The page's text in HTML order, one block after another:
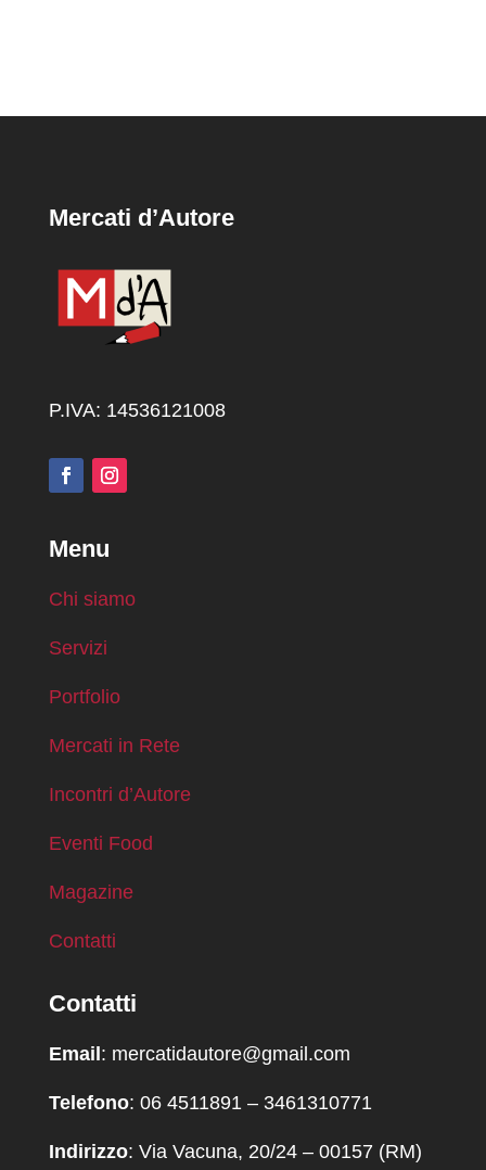
Mercati d’Autore
P.IVA: 14536121008
Menu
Chi siamo
Servizi
Portfolio
Mercati in Rete
Incontri d’Autore
Eventi Food
Magazine
Contatti
Contatti
Email : mercatidautore@gmail.com
Telefono: 06 4511891 – 3461310771
Indirizzo: Via Vacuna, 20/24 – 00157 (RM)